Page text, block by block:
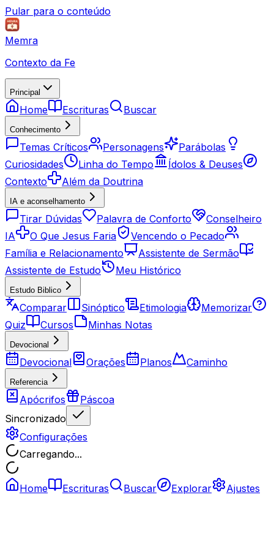
Pular para o conteúdo
Memra
Contexto da Fe
Principal
Home Escrituras Buscar
Conhecimento
Temas Críticos Personagens
Parábolas
Curiosidades
Linha do Tempo
Ídolos & Deuses
Contexto
Além da Doutrina
IA e aconselhamento
Tirar Dúvidas Palavra de Conforto
Conselheiro
IA
O Que Jesus Faria
Vencendo o Pecado
Família e Relacionamento
Assistente de Sermão
Assistente de Estudo
Meu Histórico
Estudo Biblico
Comparar Sinóptico Etimologia
Memorizar
Quiz
Cursos Minhas Notas
Devocional
Devocional Orações Planos Caminho
Referencia
Apócrifos
Páscoa
Sincronizado
Configurações
Carregando...
Home Escrituras Buscar Explorar Ajustes